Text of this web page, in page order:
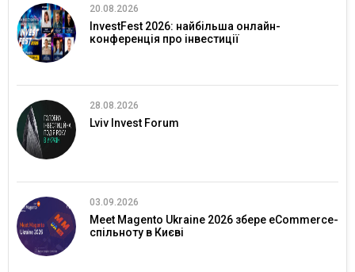
20.08.2026
InvestFest 2026: найбільша онлайн-
конференція про інвестиції
28.08.2026
Lviv Invest Forum
03.09.2026
Meet Magento Ukraine 2026 збере eCommerce-
спільноту в Києві